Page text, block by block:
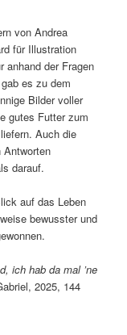
von Andrea
für Illustration
anhand der Fragen
es zu dem
Bilder voller
gutes Futter zum
Auch die
Antworten
darauf.
auf das Leben
bewusster und
ich hab da mal ’ne
2025, 144